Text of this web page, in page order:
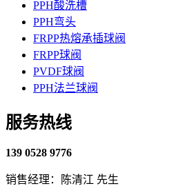
PPH酸洗槽
PPH弯头
FRPP热熔承插球阀
FRPP球阀
PVDF球阀
PPH法兰球阀
服务热线
139 0528 9776
销售经理：陈清江 先生